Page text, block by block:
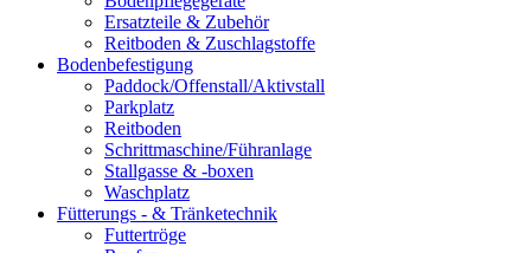
Ersatzteile & Zubehör
Reitboden & Zuschlagstoffe
Bodenbefestigung
Paddock/Offenstall/Aktivstall
Parkplatz
Reitboden
Schrittmaschine/Führanlage
Stallgasse & -boxen
Waschplatz
Fütterungs - & Tränketechnik
Futtertröge